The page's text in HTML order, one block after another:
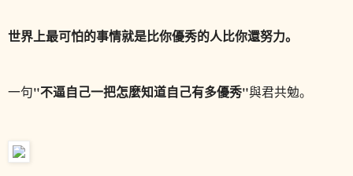
世界上最可怕的事情就是比你優秀的人比你還努力。
一句"不逼自己一把怎麼知道自己有多優秀"與君共勉。